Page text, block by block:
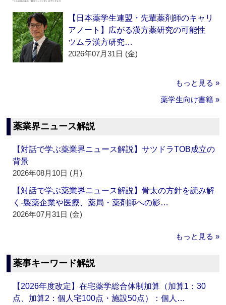
【日本薬学生連盟・先輩薬剤師のキャリ
アノート】広がる漢方薬研究の可能性
ツムラ漢方研究…
2026年07月31日 (金)
もっと見る »
薬学生向け書籍 »
薬業界ニュース解説
【対話で学ぶ薬業界ニュース解説】サツドラTOB成立の
背景
2026年08月10日 (月)
【対話で学ぶ薬業界ニュース解説】骨太の方針を読み解
く‐製薬企業や医療、薬局・薬剤師への影…
2026年07月31日 (金)
もっと見る »
薬事キーワード解説
【2026年度改定】在宅薬学総合体制加算（加算1：30
点、加算2：個人宅100点・施設50点）：個人…